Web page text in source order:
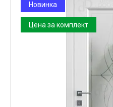
Новинка
Цена за комплект